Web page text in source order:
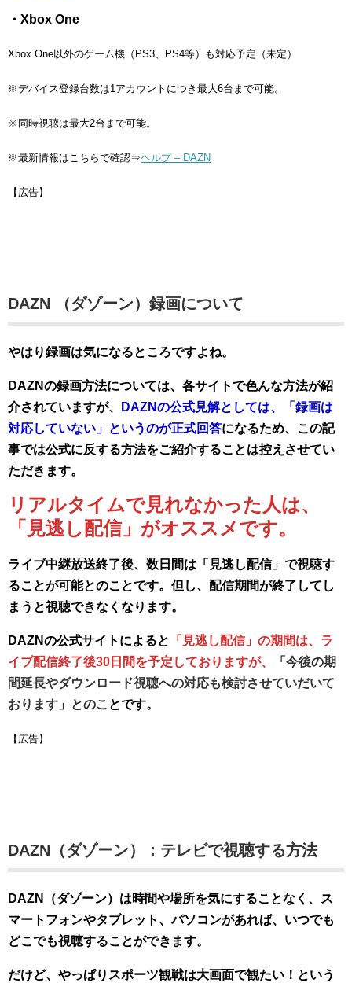
・Xbox One
Xbox One以外のゲーム機（PS3、PS4等）も対応予定（未定）
※デバイス登録台数は1アカウントにつき最大6台まで可能。
※同時視聴は最大2台まで可能。
※最新情報はこちらで確認⇒ヘルプ – DAZN
【広告】
DAZN （ダゾーン）録画について
やはり録画は気になるところですよね。
DAZNの録画方法については、各サイトで色んな方法が紹
介されていますが、
DAZNの公式見解としては、「録画は
対応していない」というのが正式回答になるため、この記
事では公式に反する方法をご紹介することは控えさせてい
ただきます。
リアルタイムで見れなかった人は、
「見逃し配信」がオススメです。
ライブ中継放送終了後、数日間は「見逃し配信」で視聴す
ることが可能とのことです。但し、配信期間が終了してし
まうと視聴できなくなります。
DAZNの公式サイトによると
「見逃し配信」の期間は、ラ
イブ配信終了後30日間を予定しておりますが、
「 今後の期
間延長やダウンロード視聴への対応も検討させていだいて
おります」とのこ とです。
【広告】
DAZN（ダゾーン）：テレビで視聴する方法
DAZN（ダゾーン）は時間や場所を気にすることなく、ス
マートフォンやタブレット、パソコンがあれば、いつでも
どこでも視聴することができます。
だけど、やっぱりスポーツ観戦は大画面で観たい！という